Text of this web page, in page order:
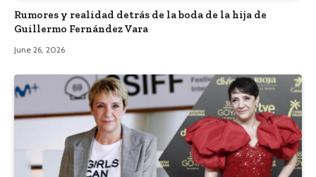
Rumores y realidad detrás de la boda de la hija de
Guillermo Fernández Vara
June 26, 2026